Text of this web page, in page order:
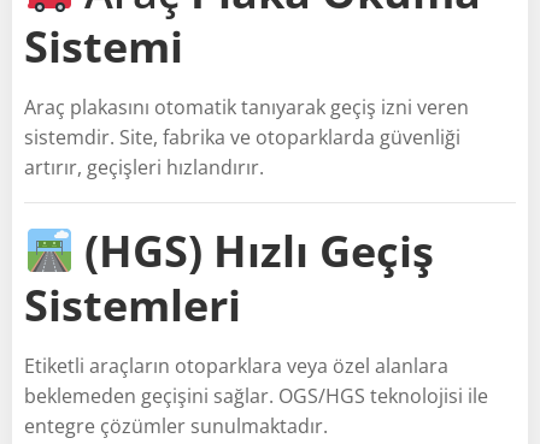
Sistemi
Araç plakasını otomatik tanıyarak geçiş izni veren
sistemdir. Site, fabrika ve otoparklarda güvenliği
artırır, geçişleri hızlandırır.
(HGS) Hızlı Geçiş
Sistemleri
Etiketli araçların otoparklara veya özel alanlara
beklemeden geçişini sağlar. OGS/HGS teknolojisi ile
entegre çözümler sunulmaktadır.